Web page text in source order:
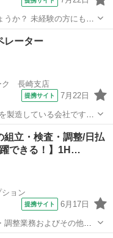
うか？ 未経験の方にも丁
せ」や「ありがとうござ
レーター
ク 長崎支店
提携サイト 7月22日
製造している会社です。
械の操作をお任せしま
組立・検査・調整/日払
できる！】1H…
ョン
提携サイト 6月17日
整業務およびその他付
オペレータ【取扱製品情